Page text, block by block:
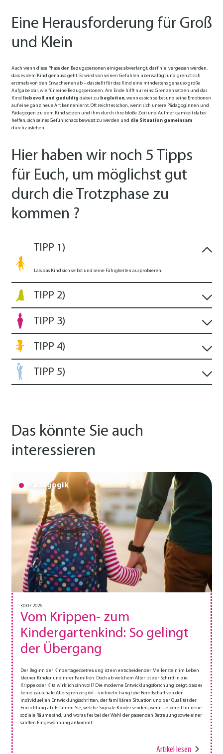
Eine Herausforderung für Groß
und Klein
Auch wenn diese Phase den Bezugspersonen einiges abverlangt, darf nie vergessen werden,
dass es dem Kind genauso geht. Es wird von seinen Gefühlen überwältigt und grenzt sich
erstmals von den Erwachsenen ab – das stellt für das Kind eine mindestens genauso große
Aufgabe dar, wie für seine Bezugspersonen. Am Ende hilft nur eins: Grenzen setzen und das
Kind
liebevoll und geduldig dabei zu begleiten, wenn es sich selbst und seine Emotionen
auf eine ganz neue Art kennenlernt. Oft reicht es schon, wenn sich unsere Pädagoginnen und
Pädagogen zu dem Kind setzen und ihm durch ihre bloße Zeit und Aufmerksamkeit dabei
helfen, sich seines Gefühlschaos bewusst zu werden und die Situation gemeinsam
durchzustehen..
Hier haben wir noch 5 Tipps
für Euch, um möglichst gut
durch die Trotzphase zu
kommen ?
TIPP 1)
Lass das Kind sich selbst und seine Fähigkeiten ausprobieren.
TIPP 2)
TIPP 3)
TIPP 4)
TIPP 5)
Das könnte Sie auch
interessieren
Pädagogik
30.07.2026
Vom Krippen- zum
Kindergartenkind: So gelingt
der Übergang
Der Beginn der Kindertagesbetreuung ist ein entscheidender Meilenstein im Leben
kleiner Kinder und ihrer Familien. Doch ab welchem Alter ist der Schritt in die
Krippe oder Kita wirklich sinnvoll? Die moderne Entwicklungsforschung zeigt, dass es
keine pauschale Altersgrenze gibt – vielmehr hängt die Bereitschaft von den
individuellen Entwicklungsschritten, der familiären Situation und der Qualität der
Einrichtung ab. Erfahren Sie, welche Signale Kinder senden, wenn sie bereit für neue
soziale Räume sind, und worauf es bei der Wahl der passenden Betreuung sowie einer
sanften Eingewöhnung ankommt.
Artikel lesen